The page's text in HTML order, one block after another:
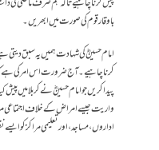
باوقار قوم کی صورت میں ابھریں۔
امام حسینؓ کی شہادت ہمیں یہ سبق دیتی
کرنا چاہیے۔ آج ضرورت اس امر کی ہے
پیدا کریں جو امام حسینؓ نے کربلا میں پیش
واریت جیسے امراض کے خلاف اجتماعی
اداروں، مساجد، اور تعلیمی مراکز کو ایسے